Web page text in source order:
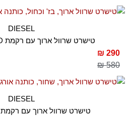
DIESEL
טישרט שרוול ארוך עם רקמת Oval D - בז'/כחול
290 ₪
580 ₪
DIESEL
טישרט שרוול ארוך עם רקמת Oval D - שחור